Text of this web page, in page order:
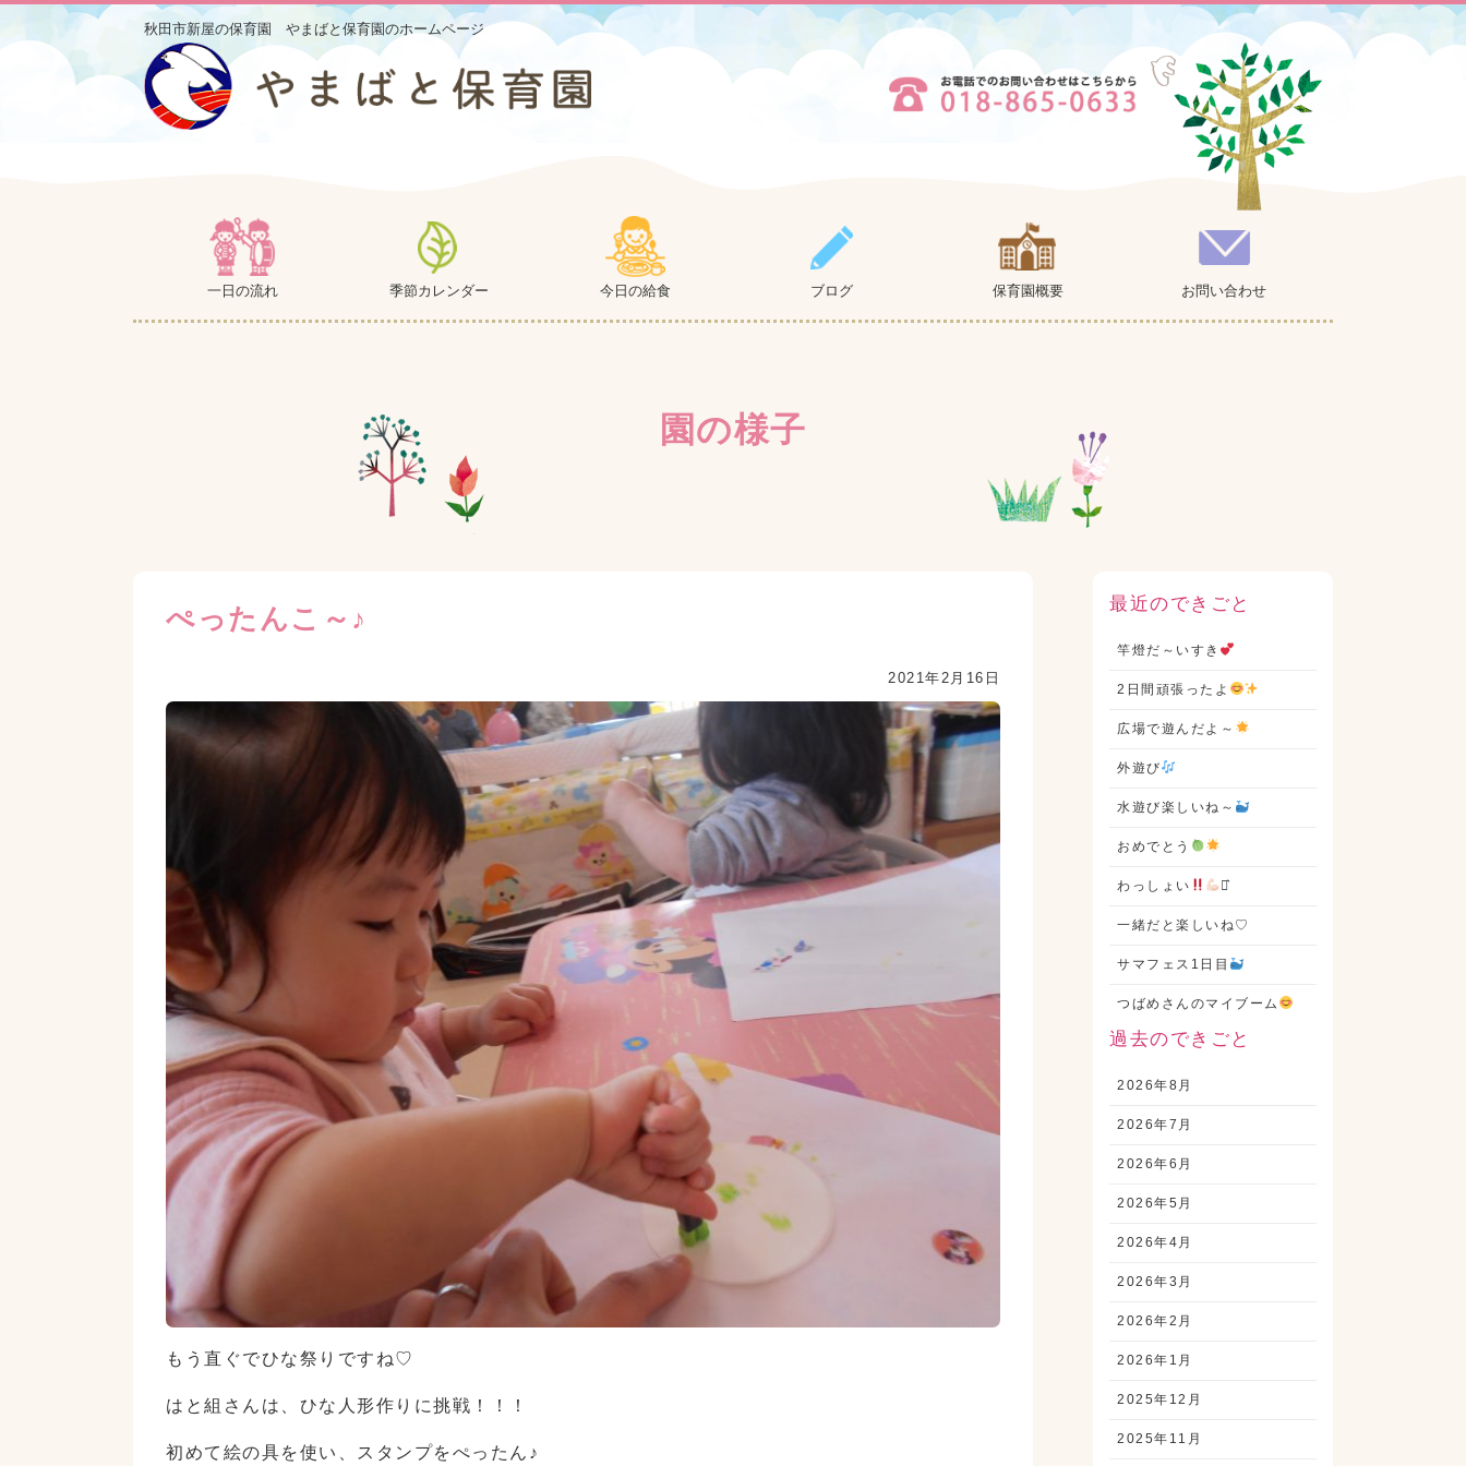
秋田市新屋の保育園 やまばと保育園のホームページ
一日の流れ 季節カレンダー 今日の給食 ブログ 保育園概要 お問い合わせ
園の様子
ぺったんこ～♪
2021年2月16日
もう直ぐでひな祭りですね♡
はと組さんは、ひな人形作りに挑戦！！！
初めて絵の具を使い、スタンプをぺったん♪
最近のできごと
竿燈だ～いすき
2日間頑張ったよ
広場で遊んだよ～
外遊び
水遊び楽しいね～
おめでとう
わっしょい ⋆͛
一緒だと楽しいね♡
サマフェス1日目
つばめさんのマイブーム
過去のできごと
2026年8月
2026年7月
2026年6月
2026年5月
2026年4月
2026年3月
2026年2月
2026年1月
2025年12月
2025年11月